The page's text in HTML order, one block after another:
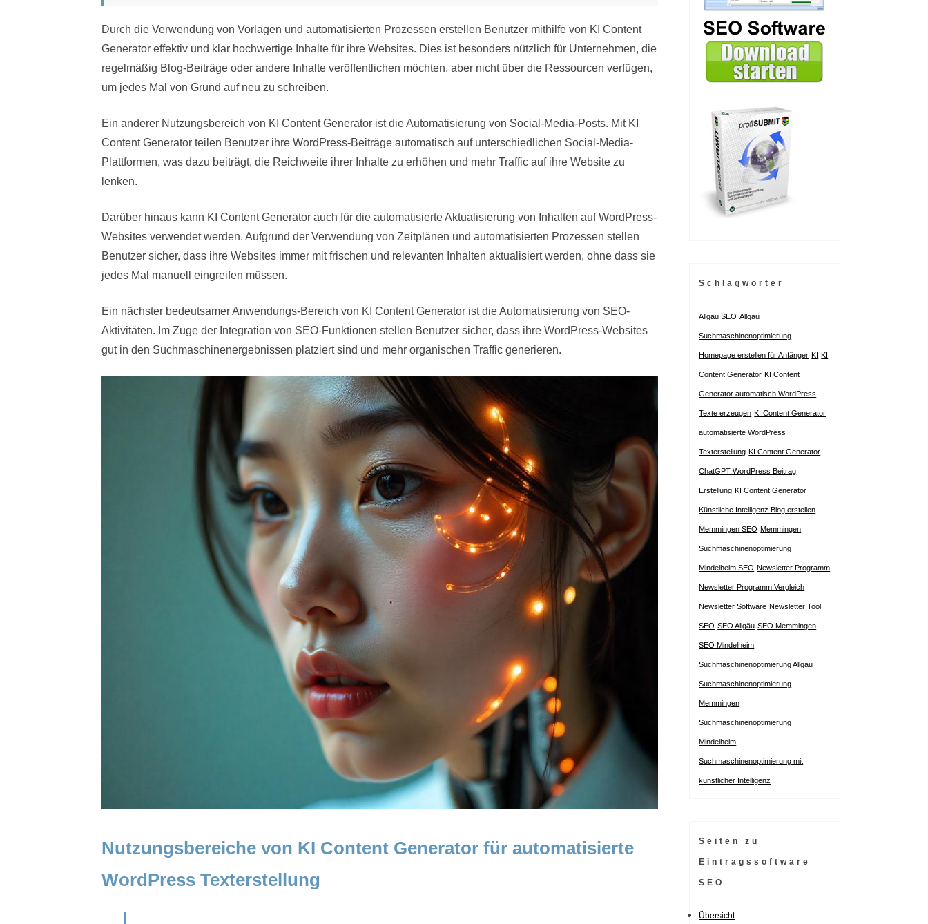
Durch die Verwendung von Vorlagen und automatisierten Prozessen erstellen Benutzer mithilfe von KI Content
Generator effektiv und klar hochwertige Inhalte für ihre Websites. Dies ist besonders nützlich für Unternehmen, die
regelmäßig Blog-Beiträge oder andere Inhalte veröffentlichen möchten, aber nicht über die Ressourcen verfügen,
um jedes Mal von Grund auf neu zu schreiben.
Ein anderer Nutzungsbereich von KI Content Generator ist die Automatisierung von Social-Media-Posts. Mit KI
Content Generator teilen Benutzer ihre WordPress-Beiträge automatisch auf unterschiedlichen Social-Media-
Plattformen, was dazu beiträgt, die Reichweite ihrer Inhalte zu erhöhen und mehr Traffic auf ihre Website zu
lenken.
Darüber hinaus kann KI Content Generator auch für die automatisierte Aktualisierung von Inhalten auf WordPress-
Websites verwendet werden. Aufgrund der Verwendung von Zeitplänen und automatisierten Prozessen stellen
Benutzer sicher, dass ihre Websites immer mit frischen und relevanten Inhalten aktualisiert werden, ohne dass sie
jedes Mal manuell eingreifen müssen.
Ein nächster bedeutsamer Anwendungs-Bereich von KI Content Generator ist die Automatisierung von SEO-
Aktivitäten. Im Zuge der Integration von SEO-Funktionen stellen Benutzer sicher, dass ihre WordPress-Websites
gut in den Suchmaschinenergebnissen platziert sind und mehr organischen Traffic generieren.
Nutzungsbereiche von KI Content Generator für automatisierte
WordPress Texterstellung
Schlagwörter
Allgäu SEO Allgäu
Suchmaschinenoptimierung
Homepage erstellen für Anfänger KI KI
Content Generator KI Content
Generator automatisch WordPress
Texte erzeugen KI Content Generator
automatisierte WordPress
Texterstellung KI Content Generator
ChatGPT WordPress Beitrag
Erstellung KI Content Generator
Künstliche Intelligenz Blog erstellen
Memmingen SEO Memmingen
Suchmaschinenoptimierung
Mindelheim SEO Newsletter Programm
Newsletter Programm Vergleich
Newsletter Software Newsletter Tool
SEO SEO Allgäu SEO Memmingen
SEO Mindelheim
Suchmaschinenoptimierung Allgäu
Suchmaschinenoptimierung
Memmingen
Suchmaschinenoptimierung
Mindelheim
Suchmaschinenoptimierung mit
künstlicher Intelligenz
Seiten zu
Eintragssoftware
SEO
Übersicht